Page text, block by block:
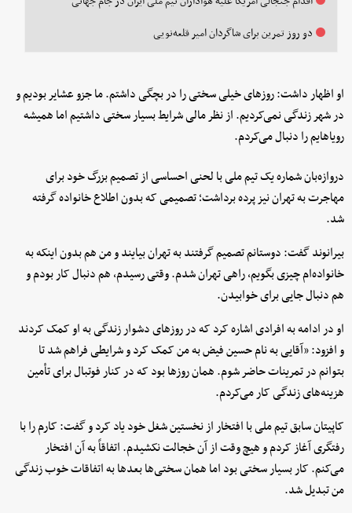
دو روز تمرین برای شاگردان امیر قلعه‌نویی
او اظهار داشت: روزهای خیلی سختی را در بچگی داشتم. ما جزو عشایر بودیم و
در شهر زندگی نمی‌کردیم. از نظر مالی شرایط بسیار سختی داشتیم اما همیشه
رویاهایم را دنبال می‌کردم.
دروازه‌بان شماره یک تیم ملی با لحنی احساسی از تصمیم بزرگ خود برای
مهاجرت به تهران نیز پرده برداشت؛ تصمیمی که بدون اطلاع خانواده گرفته
شد.
بیرانوند گفت: دوستانم تصمیم گرفتند به تهران بیایند و من هم بدون اینکه به
خانواده‌ام چیزی بگویم، راهی تهران شدم. وقتی رسیدم، هم دنبال کار بودم و
هم دنبال جایی برای خوابیدن.
او در ادامه به افرادی اشاره کرد که در روزهای دشوار زندگی به او کمک کردند
و افزود: «آقایی به نام حسین فیض به من کمک کرد و شرایطی فراهم شد تا
بتوانم در تمرینات حاضر شوم. همان روزها بود که در کنار فوتبال برای تأمین
هزینه‌های زندگی کار می‌کردم.
کاپیتان سابق تیم ملی با افتخار از نخستین شغل خود یاد کرد و گفت: کارم را با
رفتگری آغاز کردم و هیچ وقت از آن خجالت نکشیدم. اتفاقاً به آن افتخار
می‌کنم. کار بسیار سختی بود اما همان سختی‌ها بعدها به اتفاقات خوب زندگی
من تبدیل شد.